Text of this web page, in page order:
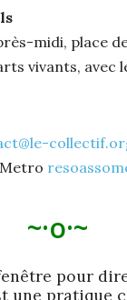
midi, place
vivants, avec
~·o·~
pour
une pratique